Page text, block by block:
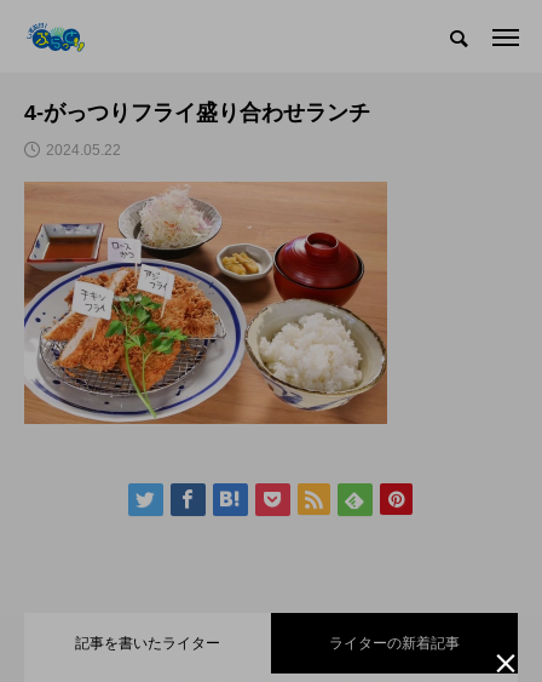
4-がっつりフライ盛り合わせランチ
2024.05.22
記事を書いたライター ライターの新着記事
